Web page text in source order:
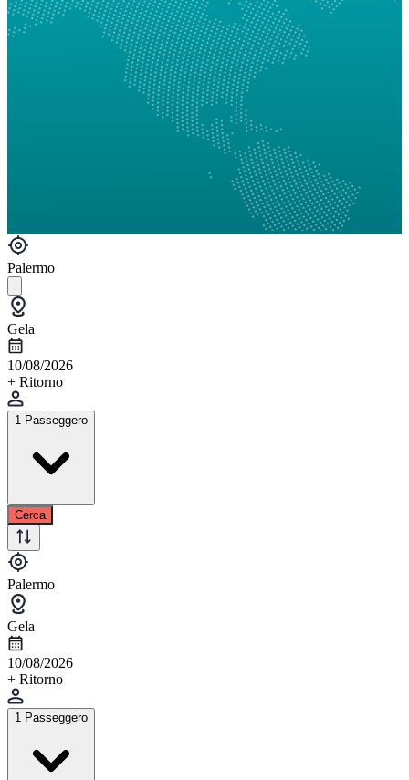
Palermo
Gela
10/08/2026
+ Ritorno
1 Passeggero
Cerca
Palermo
Gela
10/08/2026
+ Ritorno
1 Passeggero